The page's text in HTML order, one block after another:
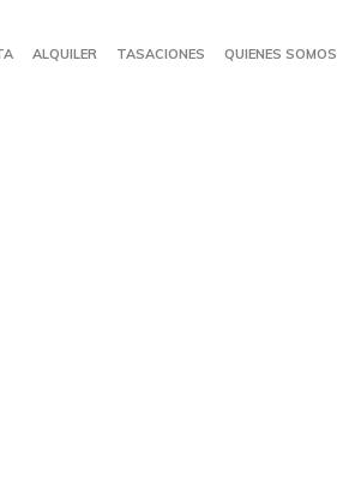
ALQUILER TASACIONES QUIENES SOMOS